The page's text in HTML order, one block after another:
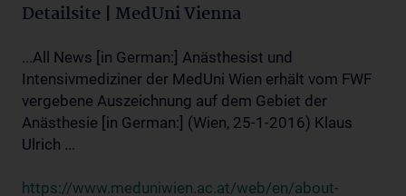
Detailsite | MedUni Vienna
...All News [in German:] Anästhesist und
Intensivmediziner der MedUni Wien erhält vom FWF
vergebene Auszeichnung auf dem Gebiet der
Anästhesie [in German:] (Wien, 25-1-2016) Klaus
Ulrich ...
https://www.meduniwien.ac.at/web/en/about-